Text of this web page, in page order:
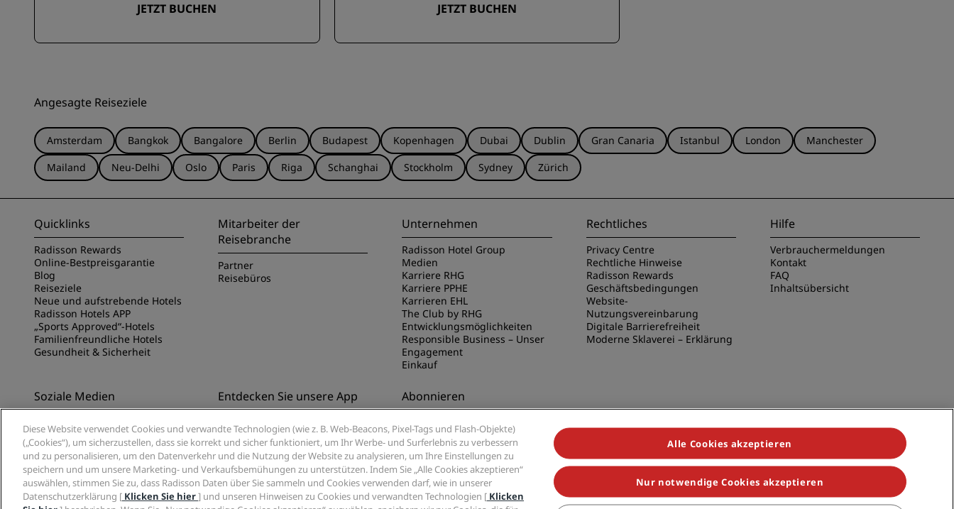
JETZT BUCHEN JETZT BUCHEN
Angesagte Reiseziele
Amsterdam Bangkok Bangalore Berlin Budapest Kopenhagen Dubai Dublin Gran Canaria Istanbul London
Manchester
Mailand
Neu-Delhi Oslo Paris Riga Schanghai Stockholm Sydney Zürich
Quicklinks
Radisson Rewards
Online-Bestpreisgarantie
Blog
Reiseziele
Neue und aufstrebende Hotels
Radisson Hotels APP
„Sports Approved“-Hotels
Familienfreundliche Hotels
Gesundheit & Sicherheit
Mitarbeiter der
Reisebranche
Partner
Reisebüros
Unternehmen
Radisson Hotel Group
Medien
Karriere RHG
Karriere PPHE
Karrieren EHL
The Club by RHG
Entwicklungsmöglichkeiten
Responsible Business – Unser
Engagement
Einkauf
Rechtliches
Privacy Centre
Rechtliche Hinweise
Radisson Rewards
Geschäftsbedingungen
Website-
Nutzungsvereinbarung
Digitale Barrierefreiheit
Moderne Sklaverei – Erklärung
Hilfe
Verbrauchermeldungen
Kontakt
FAQ
Inhaltsübersicht
Soziale Medien
Marken von Radisson Hotels
Entdecken Sie unsere App
Entdecken Sie die Radisson Hotels
App
Abonnieren
Verpassen Sie niemals unsere
beliebtesten Angebote
Diese Website verwendet Cookies und verwandte Technologien (wie z. B. Web-Beacons, Pixel-Tags und Flash-Objekte)
(„Cookies“), um sicherzustellen, dass sie korrekt und sicher funktioniert, um Ihr Werbe- und Surferlebnis zu verbessern
und zu personalisieren, um den Datenverkehr und die Nutzung der Website zu analysieren, um Ihre Einstellungen zu
speichern und um unsere Marketing- und Verkaufsbemühungen zu unterstützen. Indem Sie „Alle Cookies akzeptieren“
auswählen, stimmen Sie zu, dass Radisson Daten über Sie sammeln und Cookies verwenden darf, wie in unserer
Datenschutzerklärung [ Klicken Sie hier] und unseren Hinweisen zu Cookies und verwandten Technologien [ Klicken
Alle Cookies akzeptieren
Nur notwendige Cookies akzeptieren